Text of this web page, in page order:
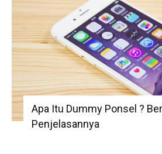
Apa Itu Dummy Ponsel ?
Penjelasannya